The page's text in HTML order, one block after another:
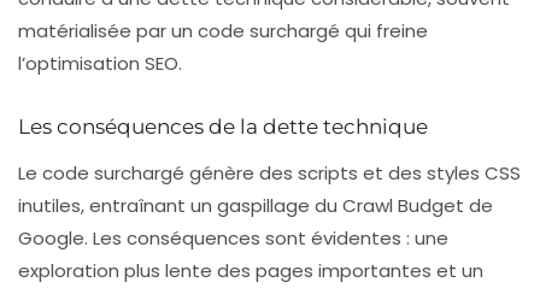
matérialisée par un code surchargé qui freine
l’optimisation SEO.
Les conséquences de la dette technique
Le code surchargé génère des scripts et des styles CSS
inutiles, entraînant un gaspillage du Crawl Budget de
Google. Les conséquences sont évidentes : une
exploration plus lente des pages importantes et un